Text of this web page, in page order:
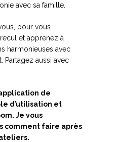
avec sa famille.
pour vous
et apprenez à
harmonieuses avec
Partagez aussi avec
de
d’utilisation et
Je vous
comment faire après